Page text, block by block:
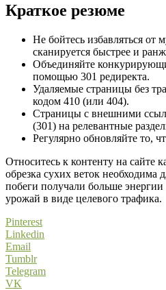
Краткое резюме
Не бойтесь избавляться от
сканируется быстрее и
Объединяйте
помощью 301 редиректа.
Удаляемые страницы без
кодом 410 (или 404).
Страницы с внешними
(301) на релевантные
Регулярно обновляйте то,
Относитесь к контенту на сайте
обрезка сухих веток необходима
побеги получали больше
урожай в виде целевого трафика.
Pinterest
Linkedin
Email
Tumblr
Telegram
VK